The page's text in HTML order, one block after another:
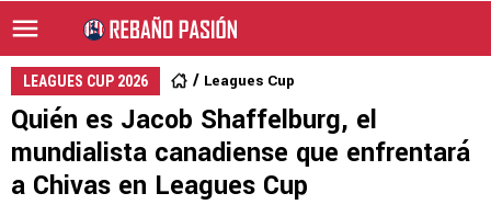
LEAGUES CUP 2026 Leagues Cup
Quién es Jacob Shaffelburg, el
mundialista canadiense que enfrentará
a Chivas en Leagues Cup